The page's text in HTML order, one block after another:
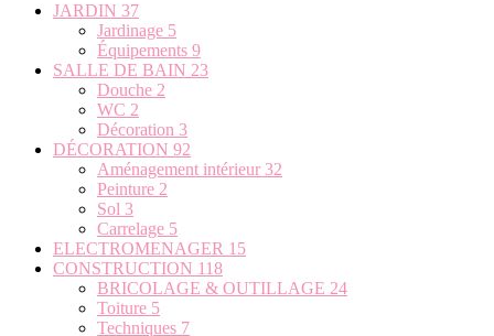
JARDIN 37
Jardinage 5
Équipements 9
SALLE DE BAIN 23
Douche 2
WC 2
Décoration 3
DÉCORATION 92
Aménagement intérieur 32
Peinture 2
Sol 3
Carrelage 5
ELECTROMENAGER 15
CONSTRUCTION 118
BRICOLAGE & OUTILLAGE 24
Toiture 5
Techniques 7